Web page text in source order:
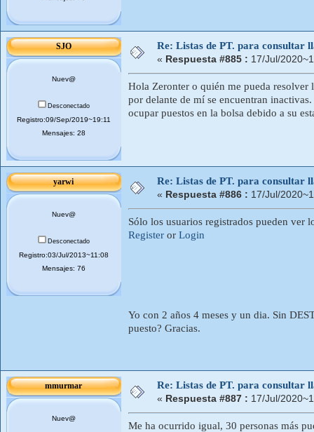
SJO
Nuev@
Desconectado
Registro:09/Sep/2019~19:11
Mensajes: 28
Re: Listas de PT. para consultar
« Respuesta #885 : 17/Jul/
Hola Zeronter o quién me pueda resolver
por delante de mí se encuentran
ocupar puestos en la bolsa debido a su
yarwi
Nuev@
Desconectado
Registro:03/Jul/2013~11:08
Mensajes: 76
Re: Listas de PT. para consultar
« Respuesta #886 : 17/Jul/
Sólo los usuarios registrados pueden ver
Register or Login
Yo con 2 años 4 meses y un dia. Sin
puesto? Gracias.
mmurmar
Nuev@
Re: Listas de PT. para consultar
« Respuesta #887 : 17/Jul/
Me ha ocurrido igual, 30 personas más